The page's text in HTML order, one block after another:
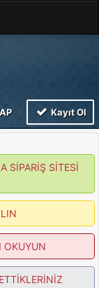
Kayıt Ol
SİPARİŞ SİTESİ
OKUYUN